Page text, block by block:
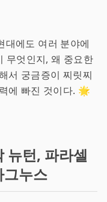
대에도 여러 분야에
무엇인지, 왜 중요한
서 궁금증이 찌릿찌
에 빠진 것이다. 🌟
뉴턴, 파라셀
누스